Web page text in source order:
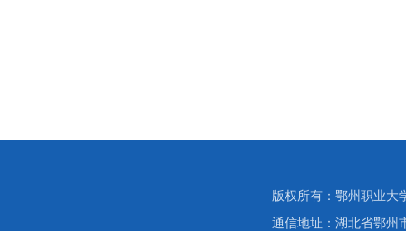
版权所有：鄂州职业
通信地址：湖北省鄂州